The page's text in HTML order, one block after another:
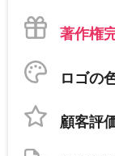
著作権
ロゴの
顧客評